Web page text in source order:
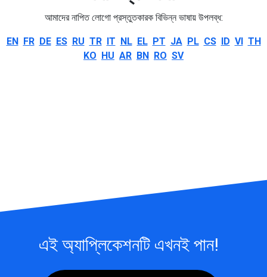
আমাদের নাপিত লোগো প্রস্তুতকারক বিভিন্ন ভাষায় উপলব্ধ:
EN FR DE ES RU TR IT NL EL PT JA PL CS ID VI TH
KO HU AR BN RO SV
এই অ্যাপ্লিকেশনটি এখনই পান!